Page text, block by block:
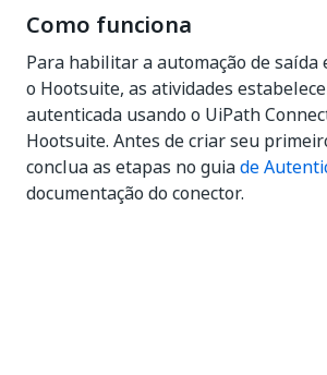
Como funciona
Para habilitar a automação de saída
o Hootsuite, as atividades
autenticada usando o UiPath
Hootsuite. Antes de criar seu
conclua as etapas no guiade
documentação do conector.